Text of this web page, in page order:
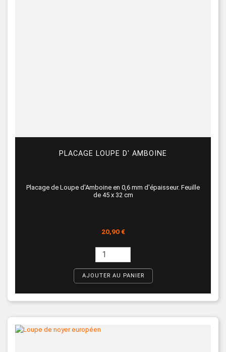
PLACAGE LOUPE D' AMBOINE
Placage de Loupe d'Amboine en 0,6 mm d'épaisseur. Feuille
de 45 x 32 cm
Prix
20,90 €
AJOUTER AU PANIER